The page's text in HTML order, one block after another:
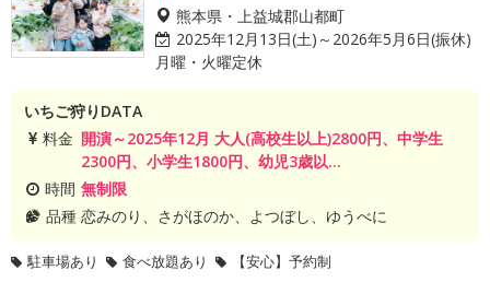
熊本県・上益城郡山都町
2025年12月13日(土)～2026年5月6日(振休)
月曜・火曜定休
いちご狩りDATA
料金 開演～2025年12月 大人(高校生以上)2800円、中学生
2300円、小学生1800円、幼児3歳以...
時間 無制限
品種 恋みのり、さがほのか、よつぼし、ゆうべに
駐車場あり 食べ放題あり 【安心】予約制